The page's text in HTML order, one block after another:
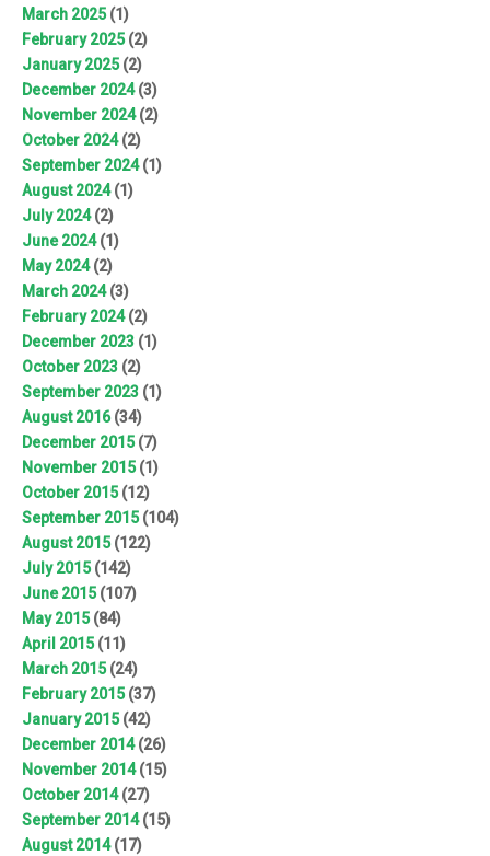
March 2025(1)
February 2025(2)
January 2025(2)
December 2024(3)
November 2024(2)
October 2024(2)
September 2024(1)
August 2024(1)
July 2024(2)
June 2024(1)
May 2024(2)
March 2024(3)
February 2024(2)
December 2023 (1)
October 2023 (2)
September 2023 (1)
August 2016(34)
December 2015(7)
November 2015(1)
October 2015(12)
September 2015(104)
August 2015(122)
July 2015(142)
June 2015(107)
May 2015(84)
April 2015(11)
March 2015(24)
February 2015(37)
January 2015(42)
December 2014(26)
November 2014(15)
October 2014(27)
September 2014(15)
August 2014(17)